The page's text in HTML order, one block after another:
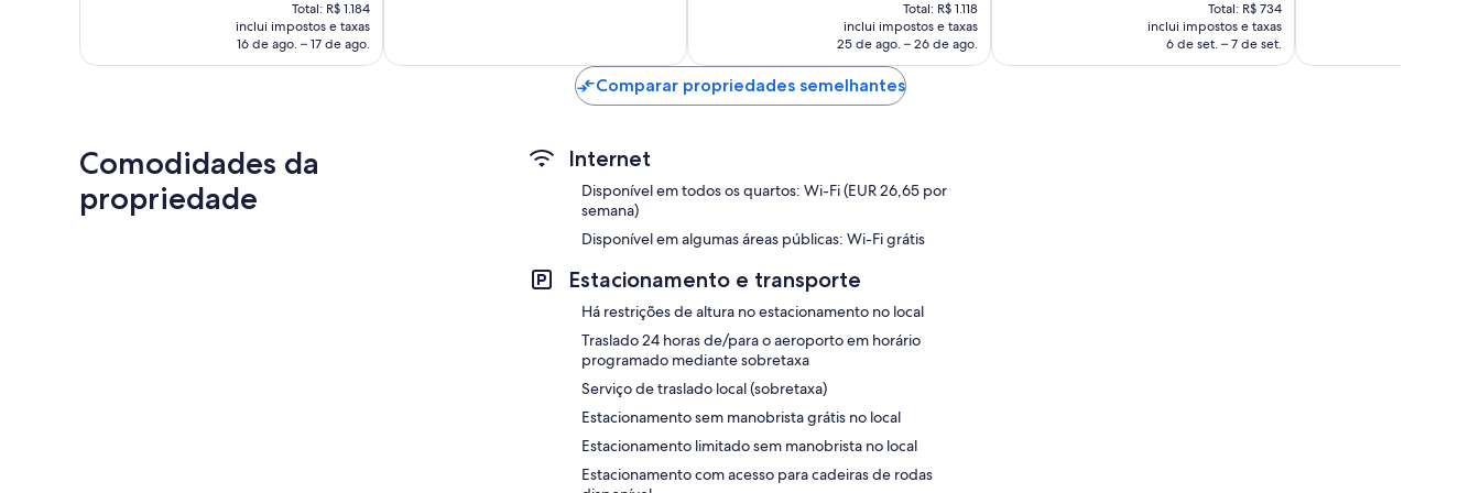
é
de
R$ 1.106
Total: R$ 1.184
inclui impostos e taxas
16 de ago. – 17 de ago.
é
de
R$ 1.045
Total: R$ 1.118
inclui impostos e taxas
25 de ago. – 26 de ago.
é
de
R$ 667
Total: R$ 734
inclui impostos e taxas
6 de set. – 7 de set.
Comparar propriedades semelhantes
Comodidades da
propriedade
Internet
Disponível em todos os quartos: Wi-Fi (EUR 26,65 por
semana)
Disponível em algumas áreas públicas: Wi-Fi grátis
Estacionamento e transporte
Há restrições de altura no estacionamento no local
Traslado 24 horas de/para o aeroporto em horário
programado mediante sobretaxa
Serviço de traslado local (sobretaxa)
Estacionamento sem manobrista grátis no local
Estacionamento limitado sem manobrista no local
Estacionamento com acesso para cadeiras de rodas